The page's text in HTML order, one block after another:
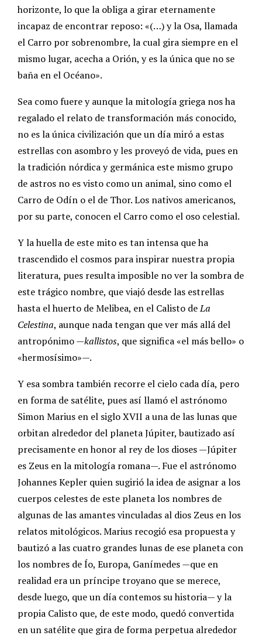
horizonte, lo que la obliga a girar eternamente
incapaz de encontrar reposo: «(…) y la Osa, llamada
el Carro por sobrenombre, la cual gira siempre en el
mismo lugar, acecha a Orión, y es la única que no se
baña en el Océano».
Sea como fuere y aunque la mitología griega nos ha
regalado el relato de transformación más conocido,
no es la única civilización que un día miró a estas
estrellas con asombro y les proveyó de vida, pues en
la tradición nórdica y germánica este mismo grupo
de astros no es visto como un animal, sino como el
Carro de Odín o el de Thor. Los nativos americanos,
por su parte, conocen el Carro como el oso celestial.
Y la huella de este mito es tan intensa que ha
trascendido el cosmos para inspirar nuestra propia
literatura, pues resulta imposible no ver la sombra de
este trágico nombre, que viajó desde las estrellas
hasta el huerto de Melibea, en el Calisto deLa
Celestina, aunque nada tengan que ver más allá del
antropónimo —kallistos, que significa «el más bello» o
«hermosísimo»—.
Y esa sombra también recorre el cielo cada día, pero
en forma de satélite, pues así llamó el astrónomo
Simon Marius en el siglo XVII a una de las lunas que
orbitan alrededor del planeta Júpiter, bautizado así
precisamente en honor al rey de los dioses —Júpiter
es Zeus en la mitología romana—. Fue el astrónomo
Johannes Kepler quien sugirió la idea de asignar a los
cuerpos celestes de este planeta los nombres de
algunas de las amantes vinculadas al dios Zeus en los
relatos mitológicos. Marius recogió esa propuesta y
bautizó a las cuatro grandes lunas de ese planeta con
los nombres de Ío, Europa, Ganímedes —que en
realidad era un príncipe troyano que se merece,
desde luego, que un día contemos su historia— y la
propia Calisto que, de este modo, quedó convertida
en un satélite que gira de forma perpetua alrededor